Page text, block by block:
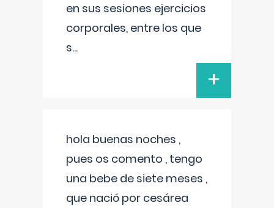
en sus sesiones ejercicios
corporales, entre los que
s...
+
hola buenas noches ,
pues os comento , tengo
una bebe de siete meses ,
que nació por cesárea